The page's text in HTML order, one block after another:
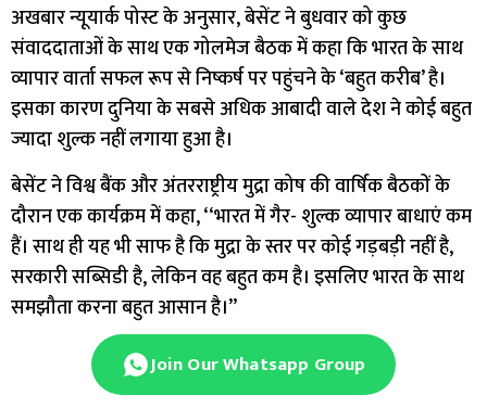
अखबार न्यूयार्क पोस्ट के अनुसार, बेसेंट ने बुधवार को कुछ
संवाददाताओं के साथ एक गोलमेज बैठक में कहा कि भारत के साथ
व्यापार वार्ता सफल रूप से निष्कर्ष पर पहुंचने के ‘बहुत करीब’ है।
इसका कारण दुनिया के सबसे अधिक आबादी वाले देश ने कोई बहुत
ज्यादा शुल्क नहीं लगाया हुआ है।
बेसेंट ने विश्व बैंक और अंतरराष्ट्रीय मुद्रा कोष की वार्षिक बैठकों के
दौरान एक कार्यक्रम में कहा, ‘‘भारत में गैर- शुल्क व्यापार बाधाएं कम
हैं। साथ ही यह भी साफ है कि मुद्रा के स्तर पर कोई गड़बड़ी नहीं है,
सरकारी सब्सिडी है, लेकिन वह बहुत कम है। इसलिए भारत के साथ
समझौता करना बहुत आसान है।’’
Join Our Whatsapp Group